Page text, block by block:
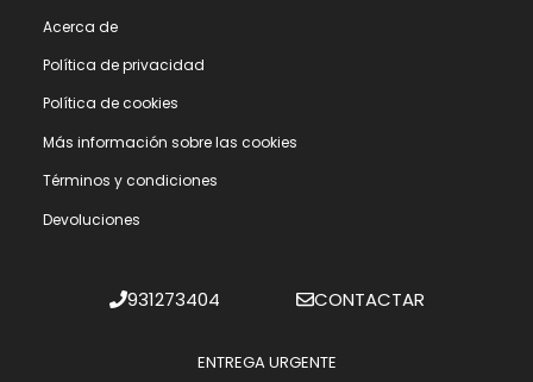
Acerca de
Polí­tica de privacidad
Polí­tica de cookies
Más información sobre las cookies
Términos y condiciones
Devoluciones
931273404 CONTACTAR
ENTREGA URGENTE